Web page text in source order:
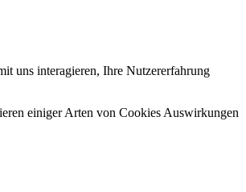
uns interagieren, Ihre Nutzererfahrung
einiger Arten von Cookies Auswirkungen